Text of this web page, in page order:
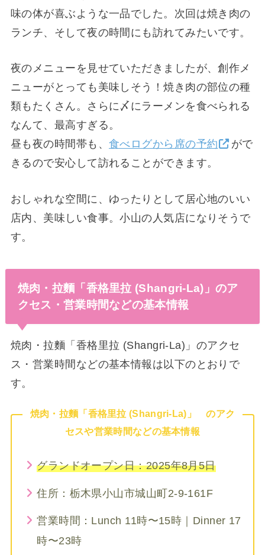
味の体が喜ぶような一品でした。次回は焼き肉の
ランチ、そして夜の時間にも訪れてみたいです。
夜のメニューを見せていただきましたが、創作メ
ニューがとっても美味しそう！焼き肉の部位の種
類もたくさん。さらに〆にラーメンを食べられる
なんて、最高すぎる。
昼も夜の時間帯も、 食べログから席の予約
がで
きるので安心して訪れることができます。
おしゃれな空間に、ゆったりとして居心地のいい
店内、美味しい食事。小山の人気店になりそうで
す。
焼肉・拉麵「香格里拉 (Shangri-La)」のア
クセス・営業時間などの基本情報
焼肉・拉麵「香格里拉 (Shangri-La)」のアクセ
ス・営業時間などの基本情報は以下のとおりで
す。
焼肉・拉麵「香格里拉 (Shangri-La)」 のアク
セスや営業時間などの基本情報
グランドオープン日：2025年8月5日
住所：栃木県小山市城山町2-9-161F
営業時間：Lunch 11時〜15時｜Dinner 17
時〜23時